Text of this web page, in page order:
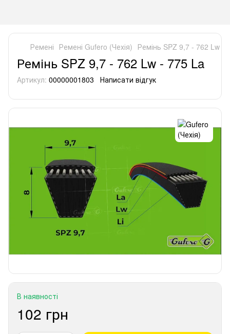
Ремені Ремені Gufero (Чехія) Ремінь SPZ 9,7 - 762 Lw -
Ремінь SPZ 9,7 - 762 Lw - 775 La
Артикул: 00000001803 Написати відгук
В наявності
102 грн